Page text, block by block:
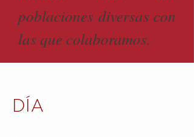
poblaciones diversas con
las que colaboramos.
DÍA